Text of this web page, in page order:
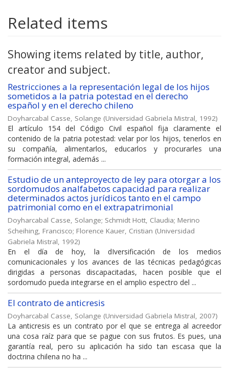
Related items
Showing items related by title, author,
creator and subject.
Restricciones a la representación legal de los hijos
sometidos a la patria potestad en el derecho
español y en el derecho chileno
Doyharcabal Casse, Solange (Universidad Gabriela Mistral, 1992)
El artículo 154 del Código Civil español fija claramente el
contenido de la patria potestad: velar por los hijos, tenerlos en
su compañía, alimentarlos, educarlos y procurarles una
formación integral, además ...
Estudio de un anteproyecto de ley para otorgar a los
sordomudos analfabetos capacidad para realizar
determinados actos jurídicos tanto en el campo
patrimonial como en el extrapatrimonial
Doyharcabal Casse, Solange; Schmidt Hott, Claudia; Merino
Scheihing, Francisco; Florence Kauer, Cristian (Universidad
Gabriela Mistral, 1992)
En el día de hoy, la dIversificación de los medios
comunicacionales y los avances de las técnicas pedagógicas
dirigidas a personas discapacitadas, hacen posible que el
sordomudo pueda integrarse en el amplio espectro del ...
El contrato de anticresis
Doyharcabal Casse, Solange (Universidad Gabriela Mistral, 2007)
La anticresis es un contrato por el que se entrega al acreedor
una cosa raíz para que se pague con sus frutos. Es pues, una
garantía real, pero su aplicación ha sido tan escasa que la
doctrina chilena no ha ...